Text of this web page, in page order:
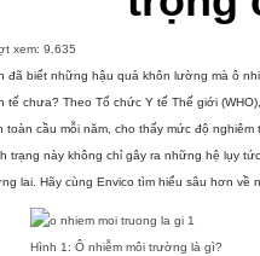
xem: 9.635
đã biết những hậu quả khôn lường mà ô
tế chưa? Theo Tổ chức Y tế Thế giới
toàn cầu mỗi năm, cho thấy mức độ
trạng này không chỉ gây ra những hệ lụy
lai. Hãy cùng Envico tìm hiểu sâu hơn về
Hình 1: Ô nhiễm môi trường là gì?